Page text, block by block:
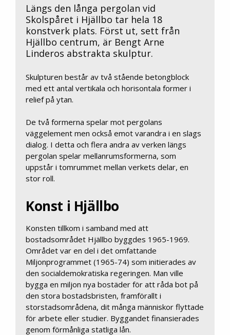
Längs den långa pergolan vid
Skolspåret i Hjällbo tar hela 18
konstverk plats. Först ut, sett från
Hjällbo centrum, är Bengt Arne
Linderos abstrakta skulptur.
Skulpturen består av två stående betongblock
med ett antal vertikala och horisontala former i
relief på ytan.
De två formerna spelar mot pergolans
väggelement men också emot varandra i en slags
dialog. I detta och flera andra av verken längs
pergolan spelar mellanrumsformerna, som
uppstår i tomrummet mellan verkets delar, en
stor roll.
Konst i Hjällbo
Konsten tillkom i samband med att
bostadsområdet Hjällbo byggdes 1965-1969.
Området var en del i det omfattande
Miljonprogrammet (1965-74) som initierades av
den socialdemokratiska regeringen. Man ville
bygga en miljon nya bostäder för att råda bot på
den stora bostadsbristen, framförallt i
storstadsområdena, dit många människor flyttade
för arbete eller studier. Byggandet finansierades
genom förmånliga statliga lån.